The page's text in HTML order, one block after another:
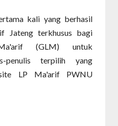
kali yang berhasil
Jateng terkhusus bagi
(GLM) untuk
penulis terpilih yang
LP Ma'arif PWNU